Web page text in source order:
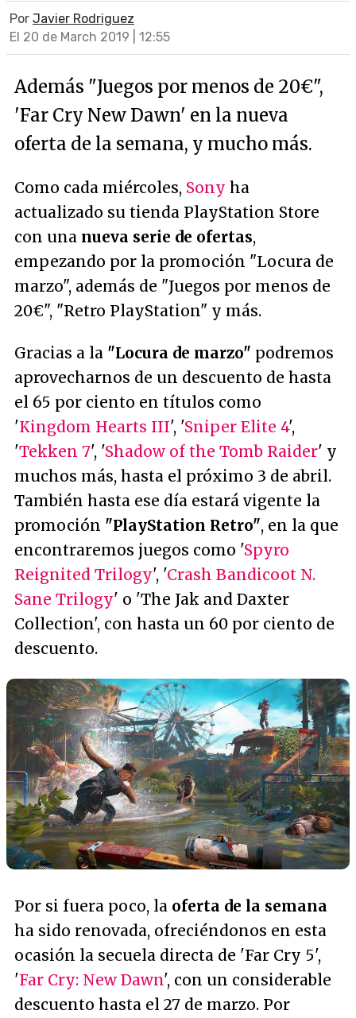
Por Javier Rodriguez
El 20 de March 2019 | 12:55
Además "Juegos por menos de 20€",
'Far Cry New Dawn' en la nueva
oferta de la semana, y mucho más.
Como cada miércoles, Sony ha
actualizado su tienda PlayStation Store
con una nueva serie de ofertas,
empezando por la promoción "Locura de
marzo", además de "Juegos por menos de
20€", "Retro PlayStation" y más.
Gracias a la "Locura de marzo" podremos
aprovecharnos de un descuento de hasta
el 65 por ciento en títulos como
'Kingdom Hearts III', 'Sniper Elite 4',
'Tekken 7', 'Shadow of the Tomb Raider' y
muchos más, hasta el próximo 3 de abril.
También hasta ese día estará vigente la
promoción "PlayStation Retro", en la que
encontraremos juegos como 'Spyro
Reignited Trilogy', 'Crash Bandicoot N.
Sane Trilogy' o 'The Jak and Daxter
Collection', con hasta un 60 por ciento de
descuento.
Por si fuera poco, la oferta de la semana
ha sido renovada, ofreciéndonos en esta
ocasión la secuela directa de 'Far Cry 5',
'Far Cry: New Dawn', con un considerable
descuento hasta el 27 de marzo. Por